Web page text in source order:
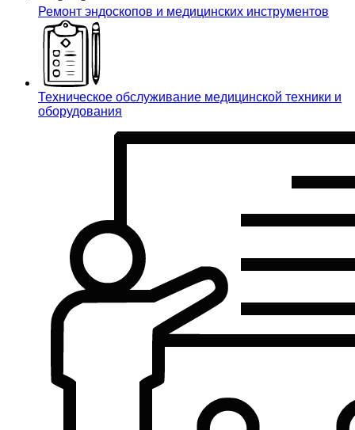
Ремонт эндоскопов и медицинских инструментов
Техническое обслуживание медицинской техники и
оборудования